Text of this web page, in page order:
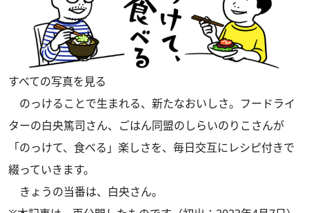
すべての写真を見る
のっけることで生まれる、新たなおいしさ。フードライ
ターの白央篤司さん、ごはん同盟のしらいのりこさんが
「のっけて、食べる」楽しさを、毎日交互にレシピ付きで
綴っていきます。
きょうの当番は、白央さん。